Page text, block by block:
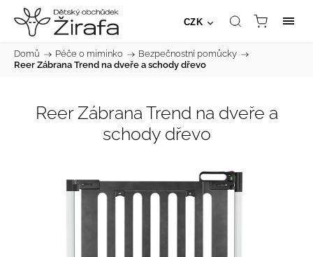
CZK
Domů / Péče o miminko / Bezpečnostní pomůcky /
Reer Zábrana Trend na dveře a schody dřevo
Reer Zábrana Trend na dveře a
schody dřevo